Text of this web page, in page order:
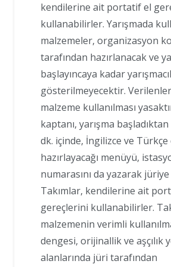
kendilerine ait portatif el
kullanabilirler. Yarışmada
malzemeler, organizasyon
tarafından hazırlanacak ve
başlayıncaya kadar
gösterilmeyecektir.
malzeme kullanılması
kaptanı, yarışma
dk. içinde, İngilizce ve
hazırlayacağı menüyü,
numarasını da yazarak
Takımlar, kendilerine ait
gereçlerini kullanabilirler.
malzemenin verimli
dengesi, orijinallik ve aşçılık
alanlarında jüri tarafından